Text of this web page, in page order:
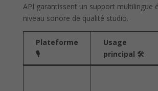
API garantissent un support multilingue
niveau sonore de qualité studio.
Plateforme
🎙️
Usage
principal 🛠️